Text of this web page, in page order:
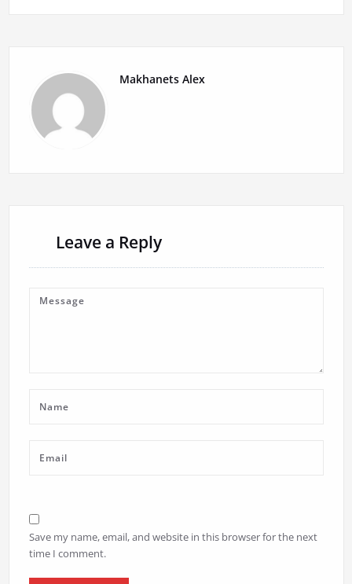
Makhanets Alex
Leave a Reply
Save my name, email, and website in this browser for the next
time I comment.